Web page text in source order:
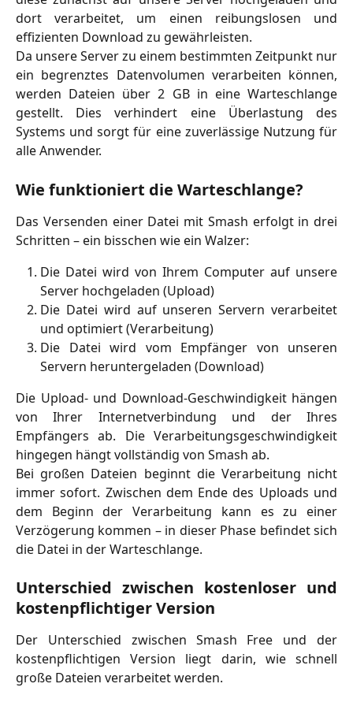
dort verarbeitet, um einen reibungslosen und
effizienten Download zu gewährleisten.
Da unsere Server zu einem bestimmten Zeitpunkt nur
ein begrenztes Datenvolumen verarbeiten können,
werden Dateien über 2 GB in eine Warteschlange
gestellt. Dies verhindert eine Überlastung des
Systems und sorgt für eine zuverlässige Nutzung für
alle Anwender.
Wie funktioniert die Warteschlange?
Das Versenden einer Datei mit Smash erfolgt in drei
Schritten – ein bisschen wie ein Walzer:
Die Datei wird von Ihrem Computer auf unsere
Server hochgeladen (Upload)
Die Datei wird auf unseren Servern verarbeitet
und optimiert (Verarbeitung)
Die Datei wird vom Empfänger von unseren
Servern heruntergeladen (Download)
Die Upload- und Download-Geschwindigkeit hängen
von Ihrer Internetverbindung und der Ihres
Empfängers ab. Die Verarbeitungsgeschwindigkeit
hingegen hängt vollständig von Smash ab.
Bei großen Dateien beginnt die Verarbeitung nicht
immer sofort. Zwischen dem Ende des Uploads und
dem Beginn der Verarbeitung kann es zu einer
Verzögerung kommen – in dieser Phase befindet sich
die Datei in der Warteschlange.
Unterschied zwischen kostenloser und
kostenpflichtiger Version
Der Unterschied zwischen Smash Free und der
kostenpflichtigen Version liegt darin, wie schnell
große Dateien verarbeitet werden.